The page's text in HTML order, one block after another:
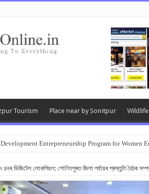
Tourism Place near by Sonitpur
Entrepreneurship Program for
চনৰ ডিজিটেল লোকপিয়ল: শোণিতপুৰত জিলা পৰ্যায়ৰ প্ৰস্তুতি বৈঠক